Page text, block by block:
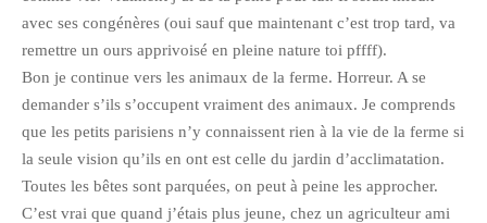
avec ses congénères (oui sauf que maintenant c’est trop tard, va
remettre un ours apprivoisé en pleine nature toi pffff).
Bon je continue vers les animaux de la ferme. Horreur. A se
demander s’ils s’occupent vraiment des animaux. Je comprends
que les petits parisiens n’y connaissent rien à la vie de la ferme si
la seule vision qu’ils en ont est celle du jardin d’acclimatation.
Toutes les bêtes sont parquées, on peut à peine les approcher.
C’est vrai que quand j’étais plus jeune, chez un agriculteur ami